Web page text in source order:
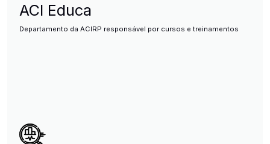
ACI Educa
Departamento da ACIRP responsável por cursos e treinamentos